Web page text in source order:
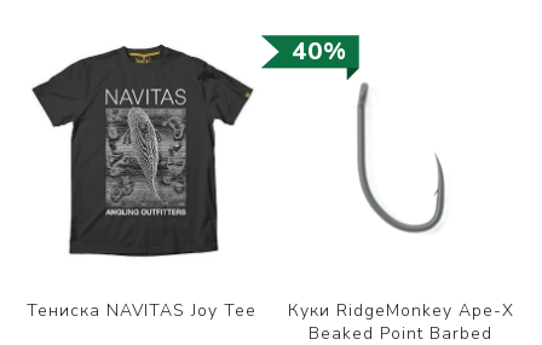
40%
Тениска NAVITAS Joy Tee
Куки RidgeMonkey Ape-X
Beaked Point Barbed